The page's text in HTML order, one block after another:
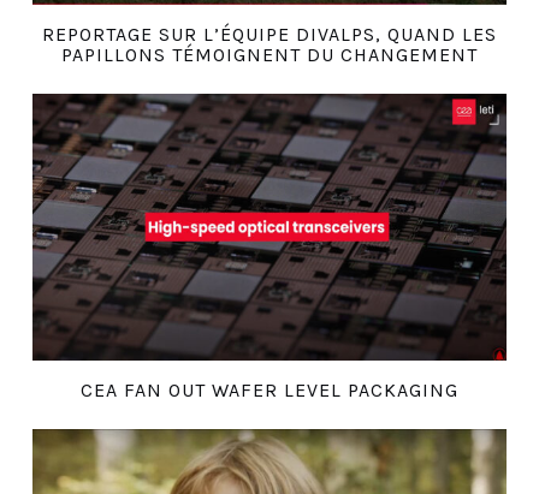
REPORTAGE SUR L’ÉQUIPE DIVALPS, QUAND LES
PAPILLONS TÉMOIGNENT DU CHANGEMENT
CEA FAN OUT WAFER LEVEL PACKAGING